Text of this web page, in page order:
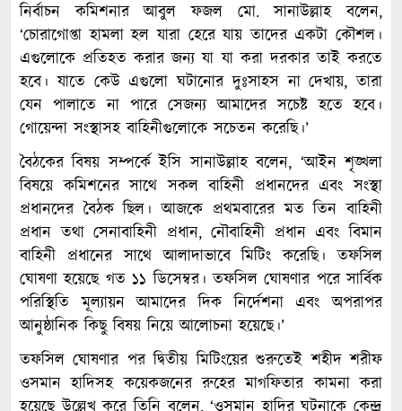
নির্বাচন কমিশনার আবুল ফজল মো. সানাউল্লাহ বলেন,
‘চোরাগোপ্তা হামলা হল যারা হেরে যায় তাদের একটা কৌশল।
এগুলোকে প্রতিহত করার জন্য যা যা করা দরকার তাই করতে
হবে। যাতে কেউ এগুলো ঘটানোর দুঃসাহস না দেখায়, তারা
যেন পালাতে না পারে সেজন্য আমাদের সচেষ্ট হতে হবে।
গোয়েন্দা সংস্থাসহ বাহিনীগুলোকে সচেতন করেছি।’
বৈঠকের বিষয় সম্পর্কে ইসি সানাউল্লাহ বলেন, ‘আইন শৃঙ্খলা
বিষয়ে কমিশনের সাথে সকল বাহিনী প্রধানদের এবং সংস্থা
প্রধানদের বৈঠক ছিল। আজকে প্রথমবারের মত তিন বাহিনী
প্রধান তথা সেনাবাহিনী প্রধান, নৌবাহিনী প্রধান এবং বিমান
বাহিনী প্রধানের সাথে আলাদাভাবে মিটিং করেছি। তফসিল
ঘোষণা হয়েছে গত ১১ ডিসেম্বর। তফসিল ঘোষণার পরে সার্বিক
পরিস্থিতি মূল্যায়ন আমাদের দিক নির্দেশনা এবং অপরাপর
আনুষ্ঠানিক কিছু বিষয় নিয়ে আলোচনা হয়েছে।’
তফসিল ঘোষণার পর দ্বিতীয় মিটিংয়ের শুরুতেই শহীদ শরীফ
ওসমান হাদিসহ কয়েকজনের রুহের মাগফিতার কামনা করা